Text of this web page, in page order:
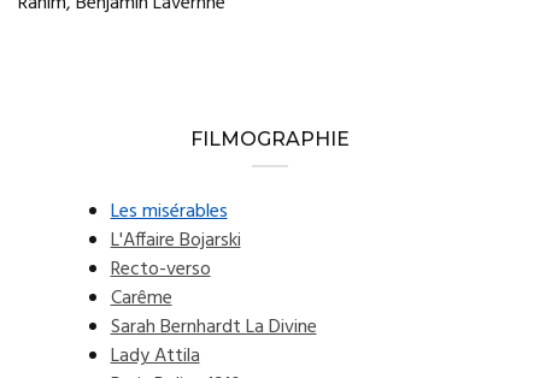
FILMOGRAPHIE
Les misérables
L'Affaire Bojarski
Recto-verso
Carême
Sarah Bernhardt La Divine
Lady Attila